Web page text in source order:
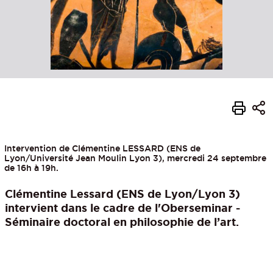
Intervention de Clémentine LESSARD (ENS de
Lyon/Université Jean Moulin Lyon 3), mercredi 24 septembre
de 16h à 19h.
Clémentine Lessard (ENS de Lyon/Lyon 3)
intervient dans le cadre de l'Oberseminar -
Séminaire doctoral en philosophie de l’art.